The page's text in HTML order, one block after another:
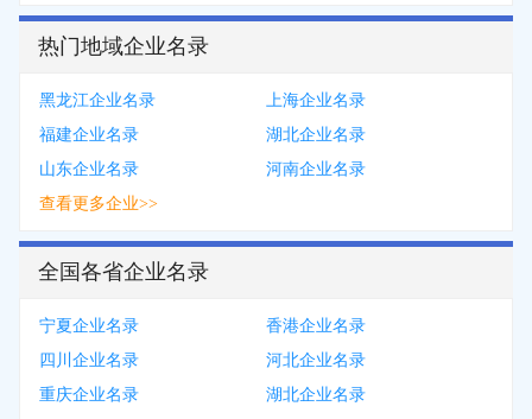
热门地域企业名录
黑龙江企业名录
上海企业名录
福建企业名录
湖北企业名录
山东企业名录
河南企业名录
查看更多企业>>
全国各省企业名录
宁夏企业名录
香港企业名录
四川企业名录
河北企业名录
重庆企业名录
湖北企业名录